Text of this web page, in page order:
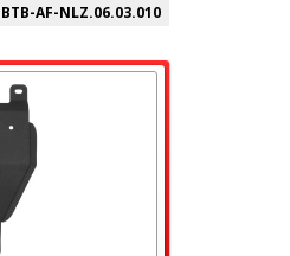
BTB-AF-NLZ.06.03.010